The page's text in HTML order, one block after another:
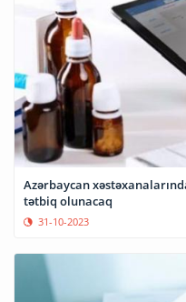
Azərbaycan
tətbiq olunacaq
31-10-2023